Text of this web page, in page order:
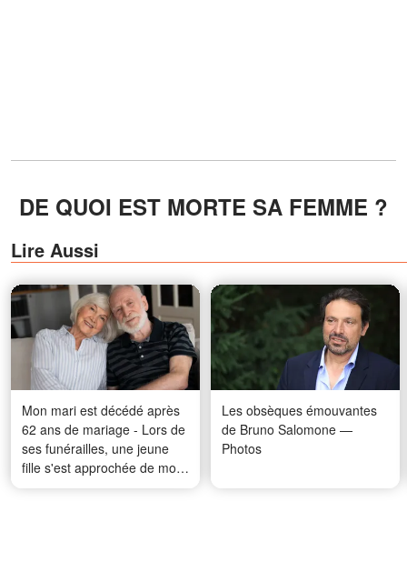
DE QUOI EST MORTE SA FEMME ?
Lire Aussi
Mon mari est décédé après
62 ans de mariage - Lors de
ses funérailles, une jeune
fille s'est approchée de moi,
m'a remis une enveloppe et
Les obsèques émouvantes
de Bruno Salomone —
Photos